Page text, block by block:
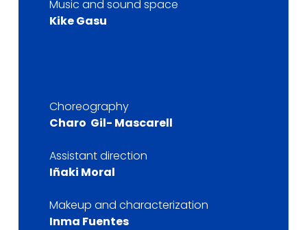
Music and sound space
Kike Gasu
Choreography
Charo Gil- Mascarell
Assistant direction
Iñaki Moral
Makeup and characterization
Inma Fuentes